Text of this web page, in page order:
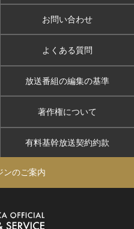
お問い合わせ
よくある質問
放送番組の編集の基準
著作権について
有料基幹放送契約約款
ンのご案内